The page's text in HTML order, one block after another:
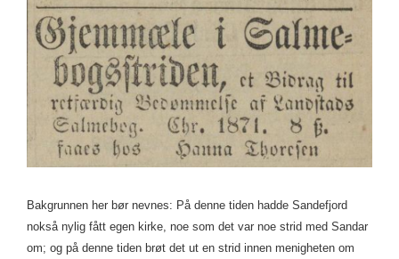
Bakgrunnen her bør nevnes: På denne tiden hadde Sandefjord
nokså nylig fått egen kirke, noe som det var noe strid med Sandar
om; og på denne tiden brøt det ut en strid innen menigheten om